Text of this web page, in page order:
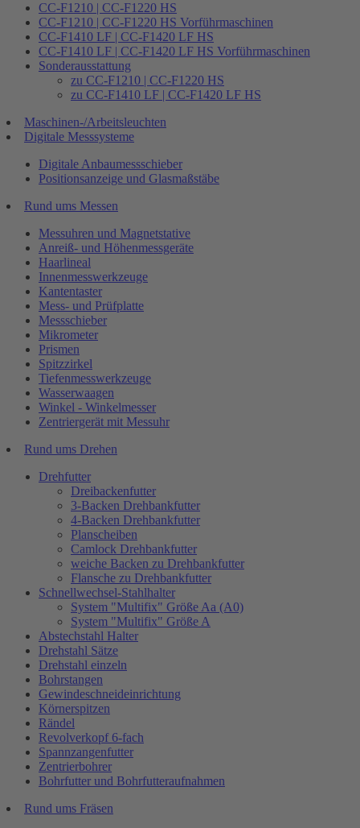
CC-F1210 | CC-F1220 HS
CC-F1210 | CC-F1220 HS Vorführmaschinen
CC-F1410 LF | CC-F1420 LF HS
CC-F1410 LF | CC-F1420 LF HS Vorführmaschinen
Sonderausstattung
zu CC-F1210 | CC-F1220 HS
zu CC-F1410 LF | CC-F1420 LF HS
Maschinen-/Arbeitsleuchten
Digitale Messsysteme
Digitale Anbaumessschieber
Positionsanzeige und Glasmaßstäbe
Rund ums Messen
Messuhren und Magnetstative
Anreiß- und Höhenmessgeräte
Haarlineal
Innenmesswerkzeuge
Kantentaster
Mess- und Prüfplatte
Messschieber
Mikrometer
Prismen
Spitzzirkel
Tiefenmesswerkzeuge
Wasserwaagen
Winkel - Winkelmesser
Zentriergerät mit Messuhr
Rund ums Drehen
Drehfutter
Dreibackenfutter
3-Backen Drehbankfutter
4-Backen Drehbankfutter
Planscheiben
Camlock Drehbankfutter
weiche Backen zu Drehbankfutter
Flansche zu Drehbankfutter
Schnellwechsel-Stahlhalter
System "Multifix" Größe Aa (A0)
System "Multifix" Größe A
Abstechstahl Halter
Drehstahl Sätze
Drehstahl einzeln
Bohrstangen
Gewindeschneideinrichtung
Körnerspitzen
Rändel
Revolverkopf 6-fach
Spannzangenfutter
Zentrierbohrer
Bohrfutter und Bohrfutteraufnahmen
Rund ums Fräsen